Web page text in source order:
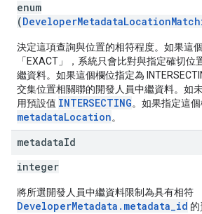
enum
(
決定這項查詢與位置的相符程度。如果這
「EXACT」，系統只會比對與指定確切位
繼資料。如果這個欄位指定為
交集位置相關聯的開發人員中繼資料。如
用預設值 INTERSECTING。如果指定這
metadataLocation。
metadataId
integer
將所選開發人員中繼資料限制為具有相符
DeveloperMetadata.metadata_id 的